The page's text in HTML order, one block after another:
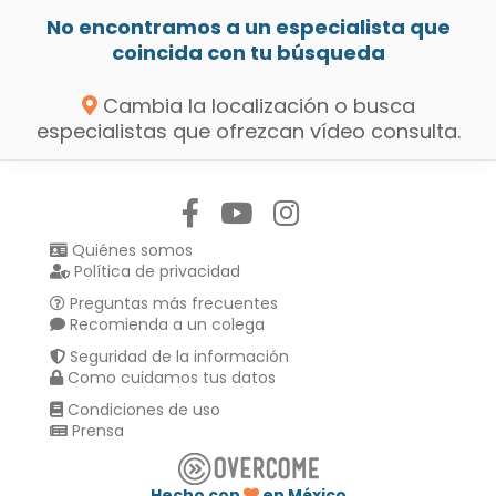
No encontramos a un especialista que
coincida con tu búsqueda
Cambia la localización o busca
especialistas que ofrezcan vídeo consulta.
Quiénes somos
Política de privacidad
Preguntas más frecuentes
Recomienda a un colega
Seguridad de la información
Como cuidamos tus datos
Condiciones de uso
Prensa